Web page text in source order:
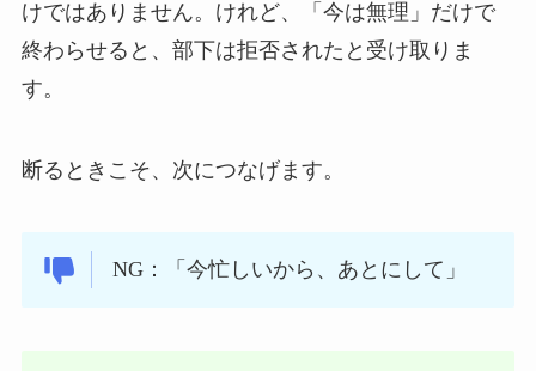
けではありません。けれど、「今は無理」だけで
終わらせると、部下は拒否されたと受け取りま
す。
断るときこそ、次につなげます。
NG：「今忙しいから、あとにして」